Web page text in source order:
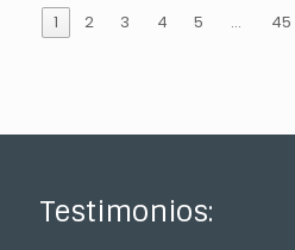
1
2 3 4 5 … 45
Testimonios: